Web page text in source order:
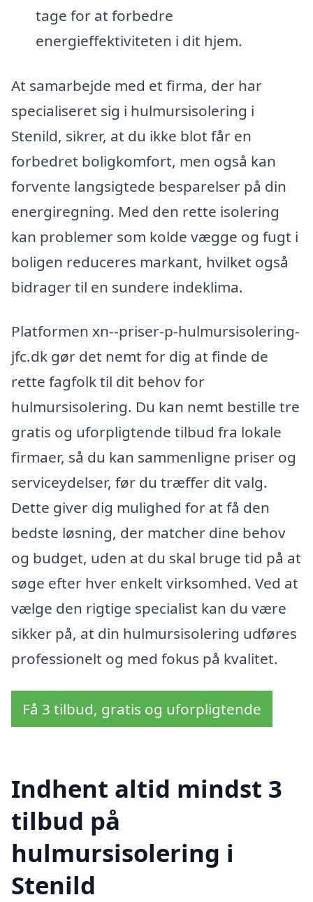
tage for at forbedre
energieffektiviteten i dit hjem.
At samarbejde med et firma, der har
specialiseret sig i hulmursisolering i
Stenild, sikrer, at du ikke blot får en
forbedret boligkomfort, men også kan
forvente langsigtede besparelser på din
energiregning. Med den rette isolering
kan problemer som kolde vægge og fugt i
boligen reduceres markant, hvilket også
bidrager til en sundere indeklima.
Platformen xn--priser-p-hulmursisolering-
jfc.dk gør det nemt for dig at finde de
rette fagfolk til dit behov for
hulmursisolering. Du kan nemt bestille tre
gratis og uforpligtende tilbud fra lokale
firmaer, så du kan sammenligne priser og
serviceydelser, før du træffer dit valg.
Dette giver dig mulighed for at få den
bedste løsning, der matcher dine behov
og budget, uden at du skal bruge tid på at
søge efter hver enkelt virksomhed. Ved at
vælge den rigtige specialist kan du være
sikker på, at din hulmursisolering udføres
professionelt og med fokus på kvalitet.
Få 3 tilbud, gratis og uforpligtende
Indhent altid mindst 3
tilbud på
hulmursisolering i
Stenild